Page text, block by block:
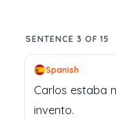
SENTENCE 3 OF 15
Spanish
Carlos estaba
invento.